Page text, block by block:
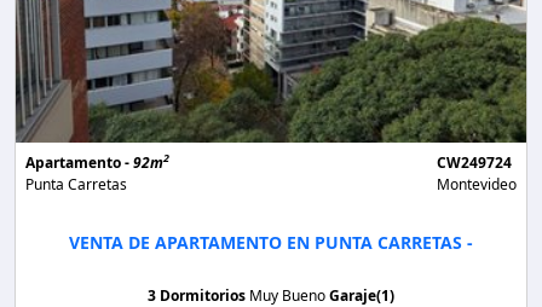
Apartamento -92m2
Punta Carretas
CW249724
Montevideo
VENTA DE APARTAMENTO EN PUNTA CARRETAS -
3 Dormitorios Muy BuenoGaraje(1)